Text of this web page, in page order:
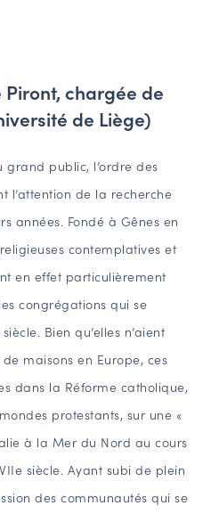
Piront, chargée de
de Liège)
public, l’ordre des
l’attention de la recherche
années. Fondé à Gênes en
contemplatives et
en effet particulièrement
congrégations qui se
Bien qu’elles n’aient
maisons en Europe, ces
dans la Réforme catholique,
protestants, sur une «
à la Mer du Nord au cours
siècle. Ayant subi de plein
des communautés qui se